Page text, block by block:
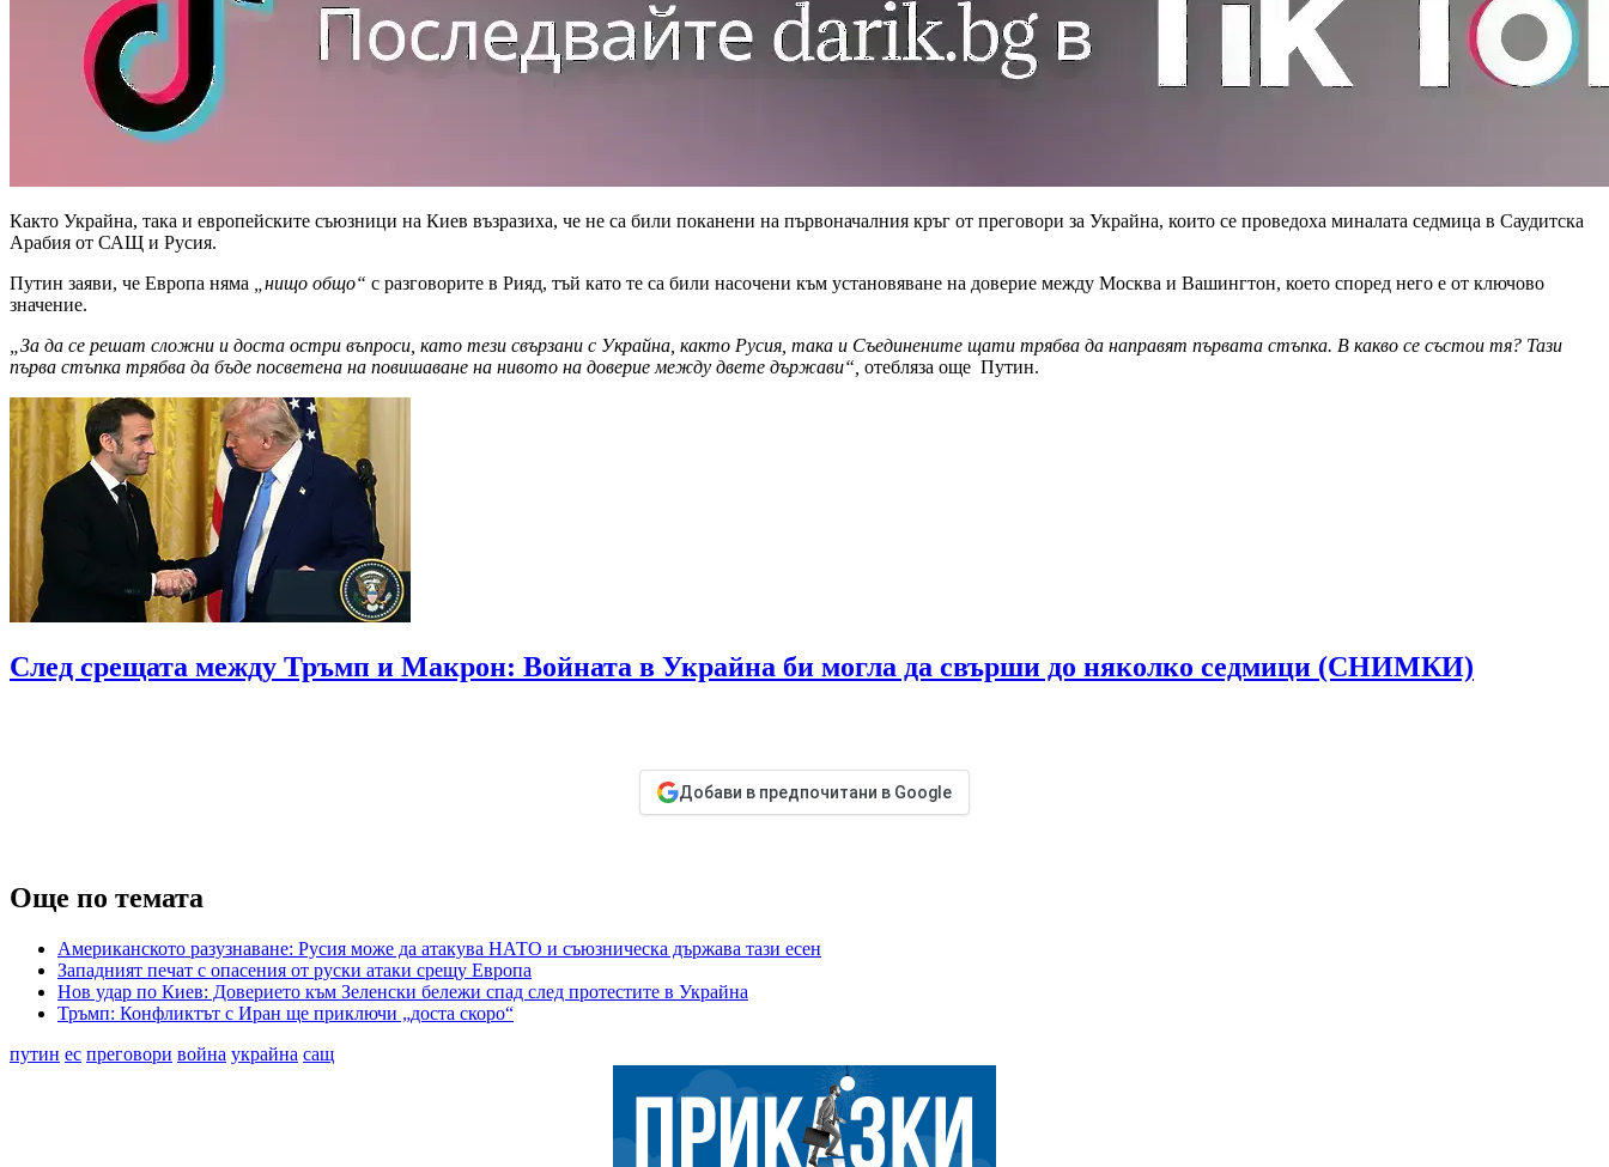
Както Украйна, така и европейските съюзници на Киев възразиха, че не са били поканени на първоначалния кръг от преговори за Украйна, които се проведоха миналата седмица в Саудитска
Арабия от САЩ и Русия.
Путин заяви, че Европа няма
„нищо общо“ с разговорите в Рияд, тъй като те са били насочени към установяване на доверие между Москва и Вашингтон, което според него е от ключово
значение.
„За да се решат сложни и доста остри въпроси, като тези свързани с Украйна, както Русия, така и Съединените щати трябва да направят първата стъпка. В какво се състои тя? Тази
първа стъпка трябва да бъде посветена на повишаване на нивото на доверие между двете държави“, отебляза още Путин.
След срещата между Тръмп и Макрон: Войната в Украйна би могла да свърши до няколко седмици (СНИМКИ)
Добави в предпочитани в Google
Още по темата
Американското разузнаване: Русия може да атакува НАТО и съюзническа държава тази есен
Западният печат с опасения от руски атаки срещу Европа
Нов удар по Киев: Доверието към Зеленски бележи спад след протестите в Украйна
Тръмп: Конфликтът с Иран ще приключи „доста скоро“
путин ес преговори война украйна сащ